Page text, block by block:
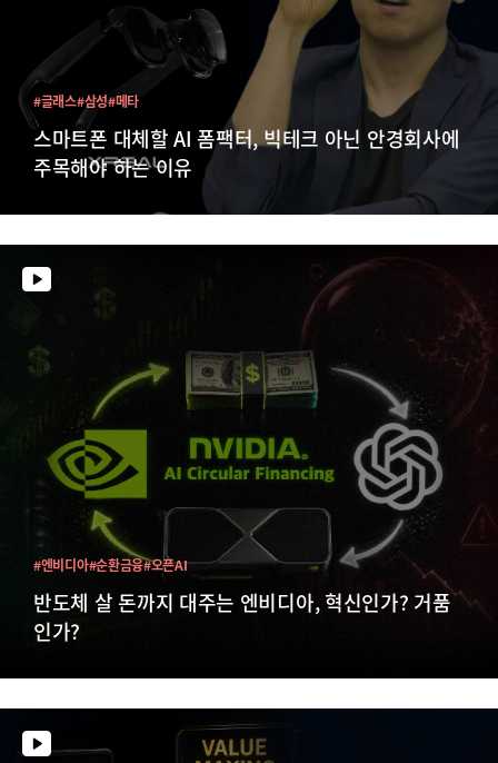
스마트폰 대체할 AI 폼팩터, 빅테크 아닌 안경회사에
주목해야 하는 이유
#글래스#삼성#메타
반도체 살 돈까지 대주는 엔비디아, 혁신인가? 거품
인가?
#엔비디아#순환금융#오픈AI